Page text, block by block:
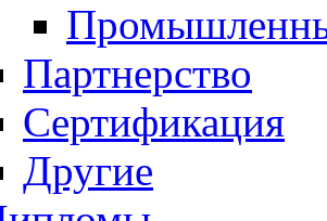
Партнерство
Сертификация
Другие